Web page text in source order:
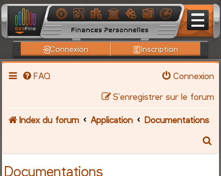
Connexion Inscription
FAQ
Connexion
S’enregistrer sur le forum
Index du forum Application
Documentations
Documentations